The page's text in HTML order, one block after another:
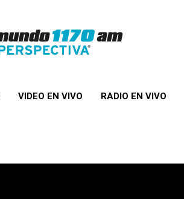
VIDEO EN VIVO RADIO EN VIVO